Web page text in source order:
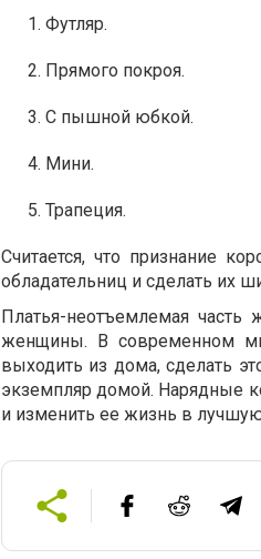
Футляр.
Прямого покроя.
С пышной юбкой.
Мини.
Трапеция.
Считается, что признание
обладательниц и сделать их
Платья-неотъемлемая
женщины. В современном
выходить из дома, сделать
экземпляр домой. Нарядные
и изменить ее жизнь в